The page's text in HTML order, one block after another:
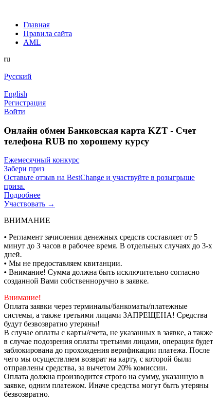
Главная
Правила сайта
AML
ru
Русский
English
Регистрация
Войти
Онлайн обмен Банковская карта KZT - Счет
телефона RUB по хорошему курсу
Ежемесячный конкурс
Забери приз
Оставьте отзыв на BestChange и участвуйте в розыгрыше
приза.
Подробнее
Участвовать →
ВНИМАНИЕ
• Регламент зачисления денежных средств составляет от 5
минут до 3 часов в рабочее время. В отдельных случаях до 3-х
дней.
• Мы не предоставляем квитанции.
• Внимание! Сумма должна быть исключительно согласно
созданной Вами собственноручно в заявке.
Внимание!
Оплата заявки через терминалы/банкоматы/платежные
системы, а также третьими лицами ЗАПРЕЩЕНА! Средства
будут безвозвратно утеряны!
В случае оплаты с карты/счета, не указанных в заявке, а также
в случае подозрения оплаты третьими лицами, операция будет
заблокирована до прохождения верификации платежа. После
чего мы осуществляем возврат на карту, с которой были
отправлены средства, за вычетом 20% комиссии.
Оплата должна производится строго на сумму, указанную в
заявке, одним платежом. Иначе средства могут быть утеряны
безвозвратно.